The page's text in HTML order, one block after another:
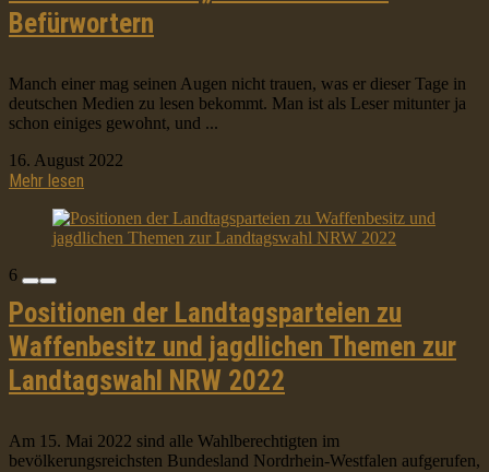
Befürwortern
Manch einer mag seinen Augen nicht trauen, was er dieser Tage in
deutschen Medien zu lesen bekommt. Man ist als Leser mitunter ja
schon einiges gewohnt, und ...
16. August 2022
Mehr lesen
6
Positionen der Landtagsparteien zu
Waffenbesitz und jagdlichen Themen zur
Landtagswahl NRW 2022
Am 15. Mai 2022 sind alle Wahlberechtigten im
bevölkerungsreichsten Bundesland Nordrhein-Westfalen aufgerufen,